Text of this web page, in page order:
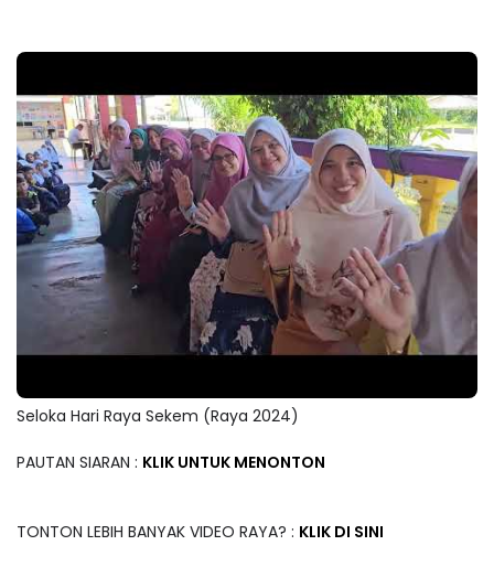
Seloka Hari Raya Sekem (Raya 2024)
PAUTAN SIARAN : KLIK UNTUK MENONTON
TONTON LEBIH BANYAK VIDEO RAYA? : KLIK DI SINI